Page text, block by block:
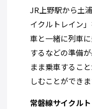
JR上野駅から土
イクルトレイン
車と一緒に列車
するなどの準備
まま乗車するこ
しむことができま
常磐線サイクル